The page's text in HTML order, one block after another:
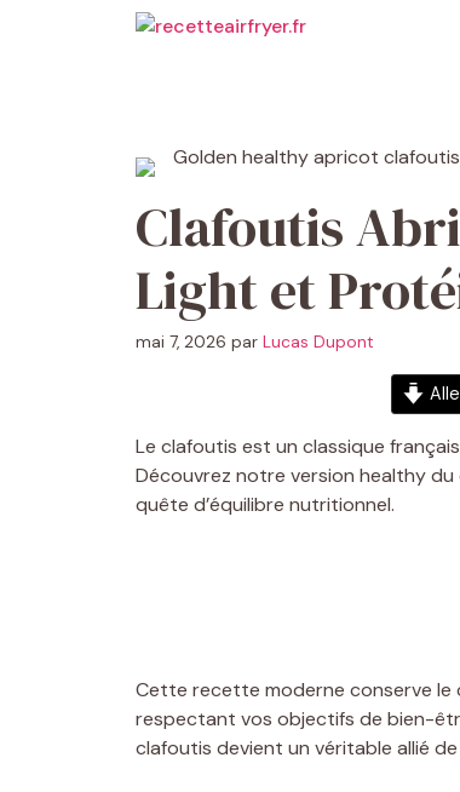
Clafoutis
Light et
mai 7, 2026 par Lucas Dupont
Le clafoutis est un classique
Découvrez notre version healthy
quête d’équilibre nutritionnel.
Cette recette moderne conserve
respectant vos objectifs de bien-
clafoutis devient un véritable allié